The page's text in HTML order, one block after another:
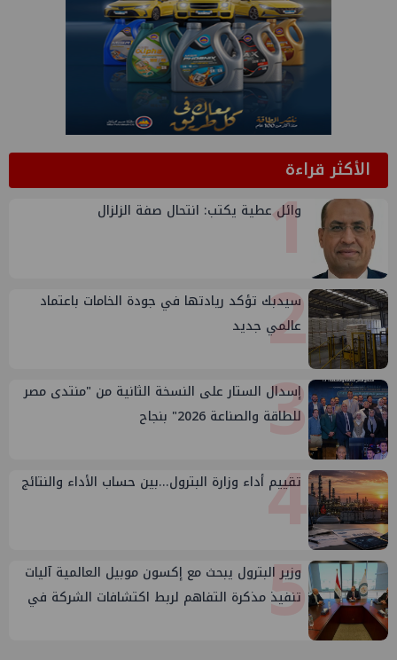
الأكثر قراءة1
وائل عطية يكتب: انتحال صفة الزلزال
2
سيدبك تؤكد ريادتها في جودة الخامات باعتماد
عالمي جديد
3
إسدال الستار على النسخة الثانية من "منتدى مصر
للطاقة والصناعة 2026" بنجاح
4
تقييم أداء وزارة البترول...بين حساب الأداء والنتائج
5
وزير البترول يبحث مع إكسون موبيل العالمية آليات
تنفيذ مذكرة التفاهم لربط اكتشافات الشركة في